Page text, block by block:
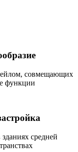
совмещающих
функции
средней